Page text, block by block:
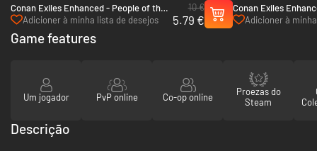
Conan Exiles Enhanced - People of the
Dragon Pack - PC (Steam)
Adicioner à minha lista de desejos
10 €
5.79 €
Conan Exiles
- PC (Steam)
Adicioner à
Game features
Um jogador PvP online Co-op online
Proezas do
Steam
Descrição